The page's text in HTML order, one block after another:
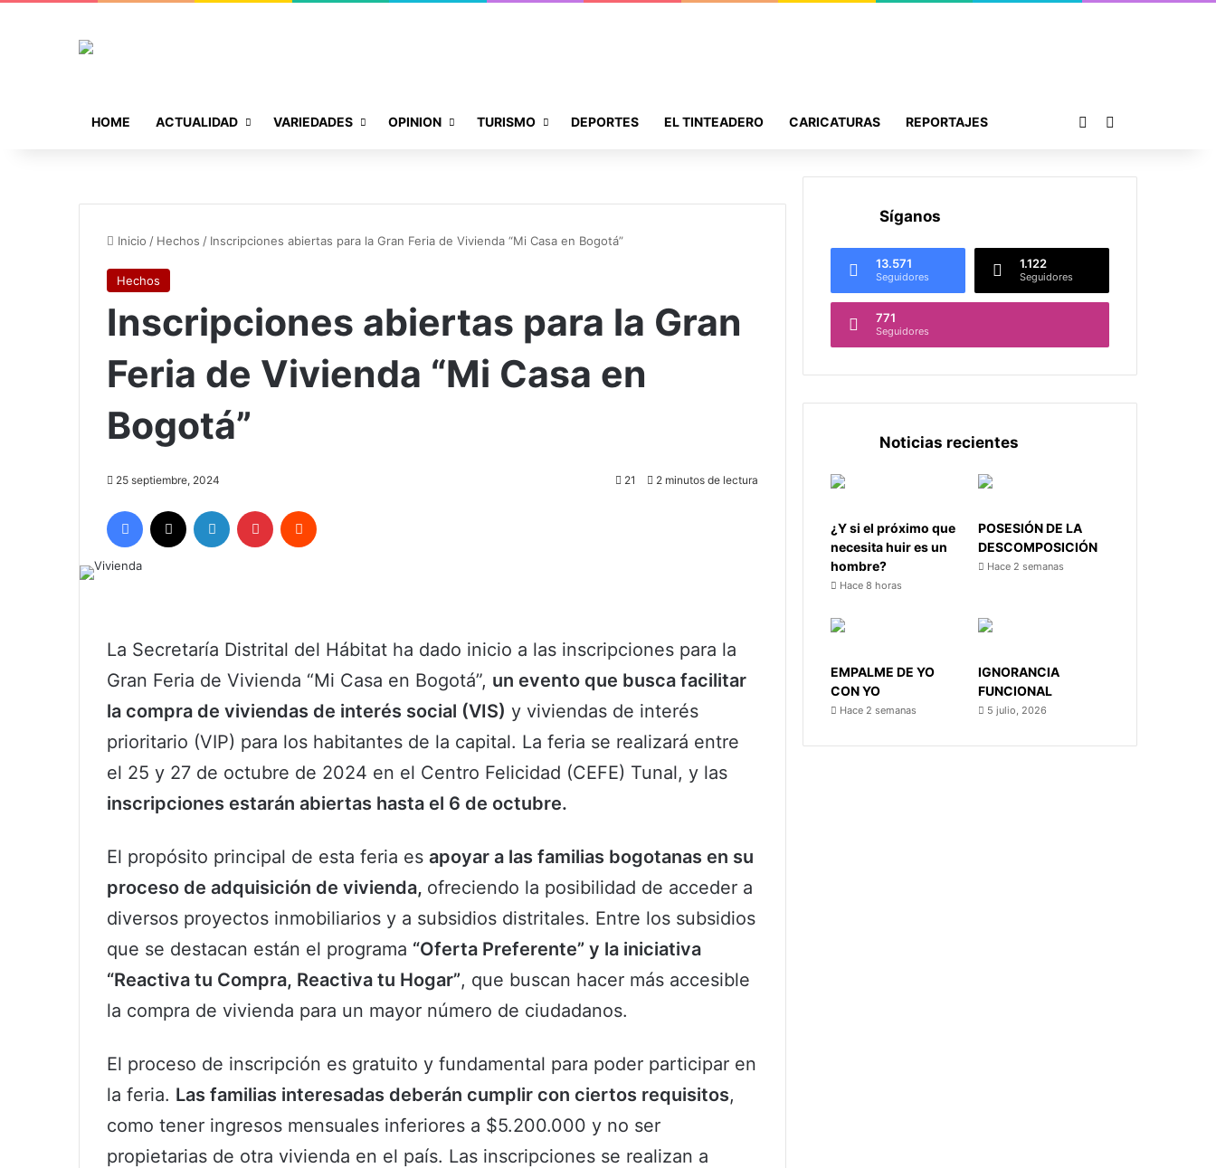
HOME ACTUALIDAD VARIEDADES OPINION TURISMO DEPORTES EL TINTEADERO CARICATURAS REPORTAJES Publicación al azar
Inicio / Hechos / Inscripciones abiertas para la Gran Feria de Vivienda “Mi Casa en Bogotá”
Hechos
Inscripciones abiertas para la Gran
Feria de Vivienda “Mi Casa en
Bogotá”
25 septiembre, 2024 21 2 minutos de lectura
Facebook LinkedIn Pinterest
La Secretaría Distrital del Hábitat ha dado inicio a las inscripciones para la
Gran Feria de Vivienda “Mi Casa en Bogotá”, un evento que busca facilitar
la compra de viviendas de interés social (VIS) y viviendas de interés
prioritario (VIP) para los habitantes de la capital. La feria se realizará entre
el 25 y 27 de octubre de 2024 en el Centro Felicidad (CEFE) Tunal, y las
inscripciones estarán abiertas hasta el 6 de octubre.
El propósito principal de esta feria es apoyar a las familias bogotanas en su
proceso de adquisición de vivienda, ofreciendo la posibilidad de acceder a
diversos proyectos inmobiliarios y a subsidios distritales. Entre los subsidios
que se destacan están el programa “Oferta Preferente” y la iniciativa
“Reactiva tu Compra, Reactiva tu Hogar”, que buscan hacer más accesible
la compra de vivienda para un mayor número de ciudadanos.
El proceso de inscripción es gratuito y fundamental para poder participar en
la feria. Las familias interesadas deberán cumplir con ciertos requisitos,
como tener ingresos mensuales inferiores a $5.200.000 y no ser
propietarias de otra vivienda en el país. Las inscripciones se realizan a
Síganos
13.571
Seguidores
1.122
Seguidores
771
Seguidores
Noticias recientes
¿Y si el próximo que
necesita huir es un
hombre?
Hace 8 horas
POSESIÓN DE LA
DESCOMPOSICIÓN
Hace 2 semanas
EMPALME DE YO
CON YO
Hace 2 semanas
IGNORANCIA
FUNCIONAL
5 julio, 2026